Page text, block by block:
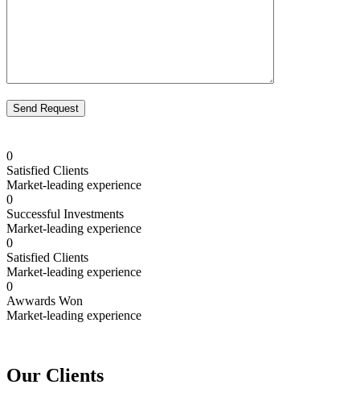
0
Satisfied Clients
Market-leading experience
0
Successful Investments
Market-leading experience
0
Satisfied Clients
Market-leading experience
0
Awwards Won
Market-leading experience
Our Clients